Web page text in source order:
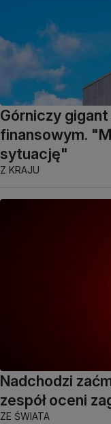
Górniczy
finansowym.
sytuację"
Z KRAJU
Nadchodzi
zespół oceni
ZE ŚWIATA